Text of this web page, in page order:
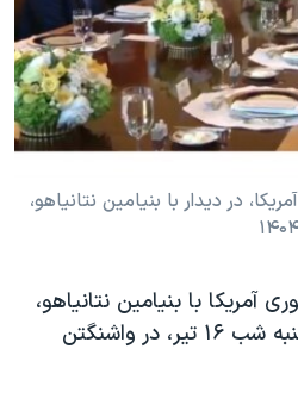
در دیدار با بنیامین نتانیاهو،
آمریکا با بنیامین نتانیاهو،
نخست وزیر اسرائيل، دوشنبه شب ۱۶ تیر، در واشنگتن